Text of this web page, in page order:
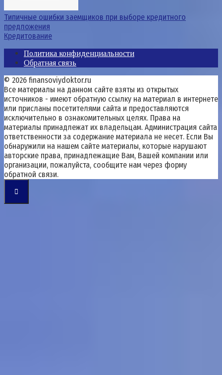
Типичные ошибки заемщиков при выборе кредитного
предложения
Кредитование
Политика конфиденциальности
Обратная связь
© 2026 finansoviydoktor.ru
Все материалы на данном сайте взяты из открытых
источников - имеют обратную ссылку на материал в интернете
или присланы посетителями сайта и предоставляются
исключительно в ознакомительных целях. Права на
материалы принадлежат их владельцам. Администрация сайта
ответственности за содержание материала не несет. Если Вы
обнаружили на нашем сайте материалы, которые нарушают
авторские права, принадлежащие Вам, Вашей компании или
организации, пожалуйста, сообщите нам через форму
обратной связи.